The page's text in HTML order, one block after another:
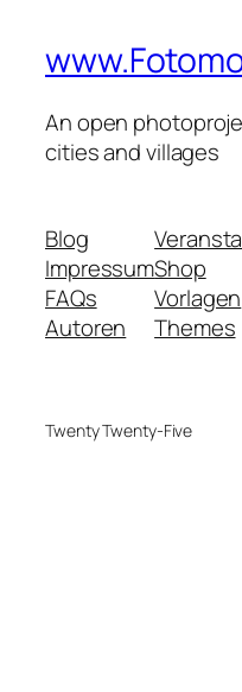
An open
cities and villages
Blog
Impressum
FAQs
Autoren
Shop
Vorlagen
Themes
Twenty Twenty-Five